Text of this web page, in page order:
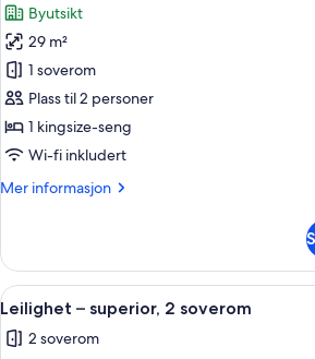
bildene
av
Studio
Byutsikt
29 m²
1 soverom
Plass til 2 personer
1 kingsize-seng
Wi-fi inkludert
Mer informasjon
Mer
Åpne
alle
bildene
5
Leilighet – superior, 2 soverom
2 soverom